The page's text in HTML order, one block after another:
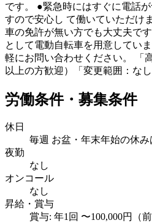
です。 ●緊急時にはすぐに電話
すので安心し て働いていただけ
車の免許が無い方でも大丈夫で
として電動自転車を用意してい
軽にお問い合わせください。 「
以上の方歓迎）「変更範囲：なし
労働条件・募集条件
休日
毎週 お盆・年末年始の休
夜勤
なし
オンコール
なし
昇給・賞与
賞与: 年1回 〜100,000円（